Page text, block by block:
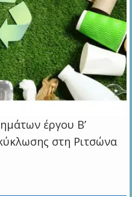
έργου Β’
στη Ριτσώνα